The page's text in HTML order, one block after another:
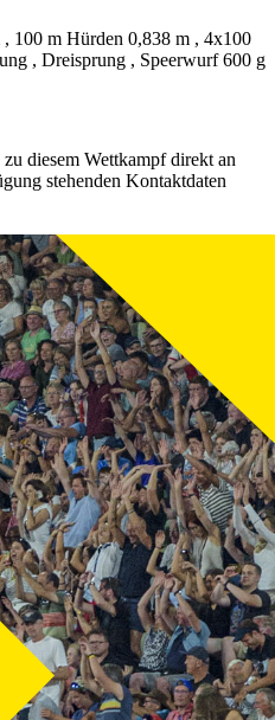
100 m Hürden 0,838 m , 4x100
, Dreisprung , Speerwurf 600 g
diesem Wettkampf direkt an
stehenden Kontaktdaten